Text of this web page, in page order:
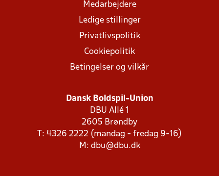
Medarbejdere
Ledige stillinger
Privatlivspolitik
Cookiepolitik
Betingelser og vilkår
Dansk Boldspil-Union
DBU Allé 1
2605 Brøndby
T: 4326 2222 (mandag - fredag 9-16)
M: dbu@dbu.dk